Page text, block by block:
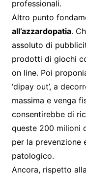
professionali.
Altro punto
all’azzardopatia.
assoluto di
prodotti di giochi
on line. Poi
‘dipay out’, a
massima e venga
consentirebbe di
queste 200 milioni
per la prevenzione
patologico.
Ancora, rispetto